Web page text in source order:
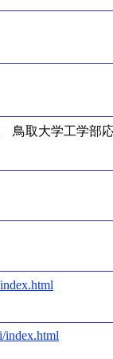
鳥取大学工学部
index.html